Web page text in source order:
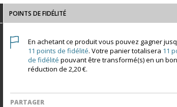
POINTS DE FIDÉLITÉ
En achetant ce produit vous pouvez gagner
11 points de fidélité. Votre panier totalisera 11
de fidélité pouvant être transformé(s) en un
réduction de 2,20 €.
PARTAGER